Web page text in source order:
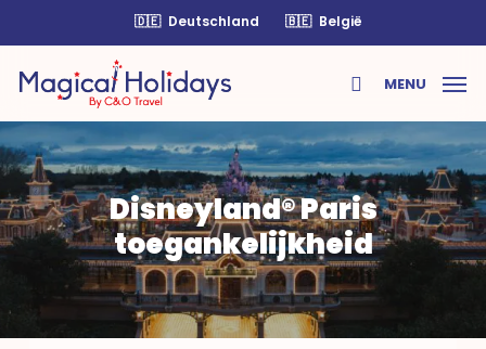
main
content
🇩🇪 Deutschland 🇧🇪 België
search
MENU
Disneyland® Paris
toegankelijkheid